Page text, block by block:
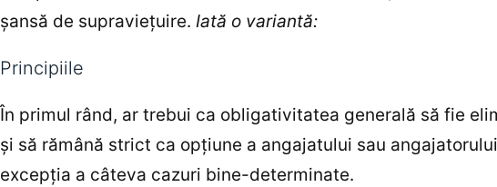
șansă de supraviețuire. Iată o variantă:
Principiile
În primul rând, ar trebui ca obligativitatea generală să fie
și să rămână strict ca opțiune a angajatului sau
excepția a câteva cazuri bine-determinate.